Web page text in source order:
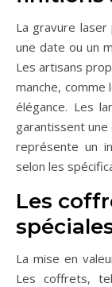
La gravure
une date ou un
Les artisans
manche,
élégance. Les
garantissent
représente un
selon les
Les
La mise en
Les coffrets,